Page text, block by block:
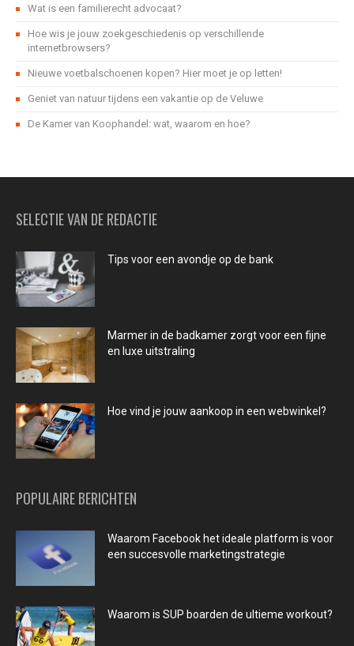
Wat is een familierecht advocaat?
Hoe wis je jouw zoekgeschiedenis op verschillende
internetbrowsers?
Nieuwe voetbalschoenen kopen? Hier moet je op letten!
Geniet van natuur tijdens een vakantie op de Veluwe
De Kamer van Koophandel: wat, waarom en hoe?
SELECTIE VAN DE REDACTIE
Tips voor een avondje op de bank
Marmer in de badkamer zorgt voor een fijne
en luxe uitstraling
Hoe vind je jouw aankoop in een webwinkel?
POPULAIRE BERICHTEN
Waarom Facebook het ideale platform is voor
een succesvolle marketingstrategie
Waarom is SUP boarden de ultieme workout?